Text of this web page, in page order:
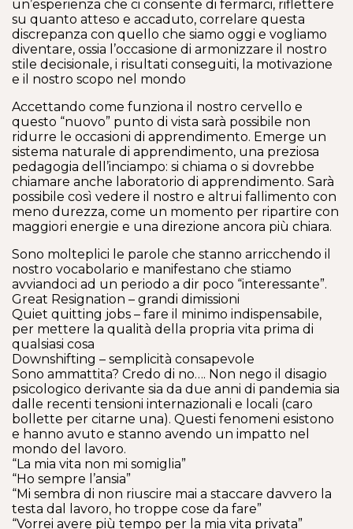
un’esperienza che ci consente di fermarci, riflettere
su quanto atteso e accaduto, correlare questa
discrepanza con quello che siamo oggi e vogliamo
diventare, ossia l’occasione di armonizzare il nostro
stile decisionale, i risultati conseguiti, la motivazione
e il nostro scopo nel mondo
Accettando come funziona il nostro cervello e
questo “nuovo” punto di vista sarà possibile non
ridurre le occasioni di apprendimento. Emerge un
sistema naturale di apprendimento, una preziosa
pedagogia dell’inciampo: si chiama o si dovrebbe
chiamare anche laboratorio di apprendimento. Sarà
possibile così vedere il nostro e altrui fallimento con
meno durezza, come un momento per ripartire con
maggiori energie e una direzione ancora più chiara.
Sono molteplici le parole che stanno arricchendo il
nostro vocabolario e manifestano che stiamo
avviandoci ad un periodo a dir poco “interessante”.
Great Resignation – grandi dimissioni
Quiet quitting jobs – fare il minimo indispensabile,
per mettere la qualità della propria vita prima di
qualsiasi cosa
Downshifting – semplicità consapevole
Sono ammattita? Credo di no…. Non nego il disagio
psicologico derivante sia da due anni di pandemia sia
dalle recenti tensioni internazionali e locali (caro
bollette per citarne una). Questi fenomeni esistono
e hanno avuto e stanno avendo un impatto nel
mondo del lavoro.
“La mia vita non mi somiglia”
“Ho sempre l’ansia”
“Mi sembra di non riuscire mai a staccare davvero la
testa dal lavoro, ho troppe cose da fare”
“Vorrei avere più tempo per la mia vita privata”